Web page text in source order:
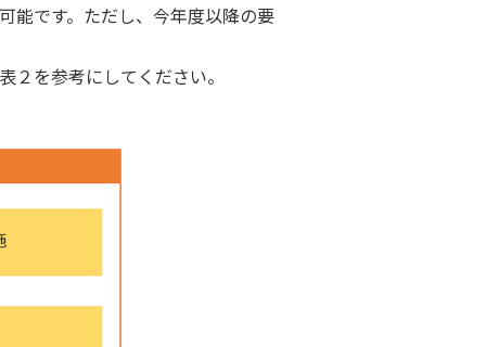
能です。ただし、今年度以降の要
２を参考にしてください。